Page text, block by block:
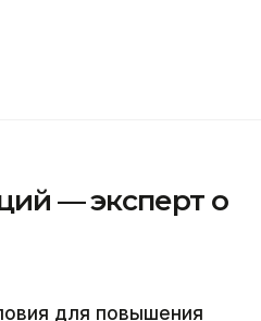
— эксперт о
для повышения